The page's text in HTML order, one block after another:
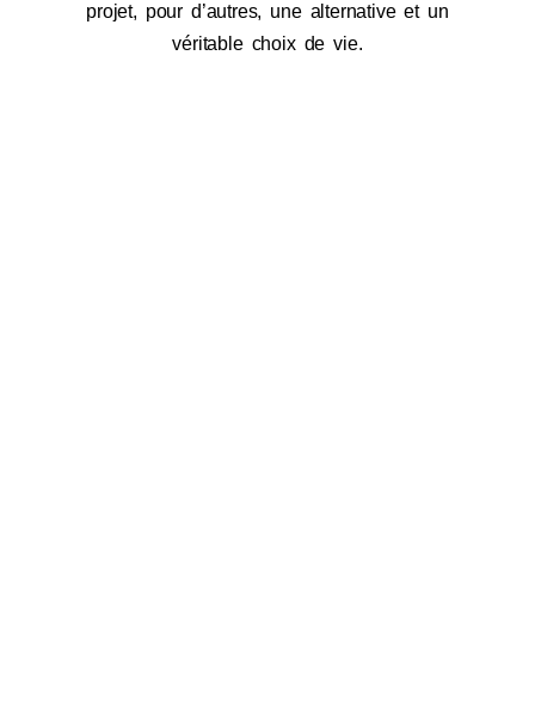
projet, pour d’autres, une alternative et un
véritable choix de vie.